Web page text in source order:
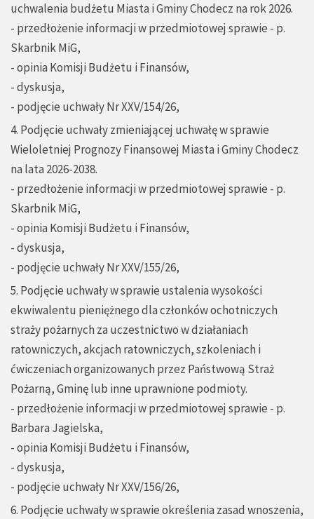
uchwalenia budżetu Miasta i Gminy Chodecz na rok 2026.
- przedłożenie informacji w przedmiotowej sprawie - p.
Skarbnik MiG,
- opinia Komisji Budżetu i Finansów,
- dyskusja,
- podjęcie uchwały Nr XXV/154/26,
4. Podjęcie uchwały zmieniającej uchwałę w sprawie
Wieloletniej Prognozy Finansowej Miasta i Gminy Chodecz
na lata 2026-2038.
- przedłożenie informacji w przedmiotowej sprawie - p.
Skarbnik MiG,
- opinia Komisji Budżetu i Finansów,
- dyskusja,
- podjęcie uchwały Nr XXV/155/26,
5. Podjęcie uchwały w sprawie ustalenia wysokości
ekwiwalentu pieniężnego dla członków ochotniczych
straży pożarnych za uczestnictwo w działaniach
ratowniczych, akcjach ratowniczych, szkoleniach i
ćwiczeniach organizowanych przez Państwową Straż
Pożarną, Gminę lub inne uprawnione podmioty.
- przedłożenie informacji w przedmiotowej sprawie - p.
Barbara Jagielska,
- opinia Komisji Budżetu i Finansów,
- dyskusja,
- podjęcie uchwały Nr XXV/156/26,
6. Podjęcie uchwały w sprawie określenia zasad wnoszenia,